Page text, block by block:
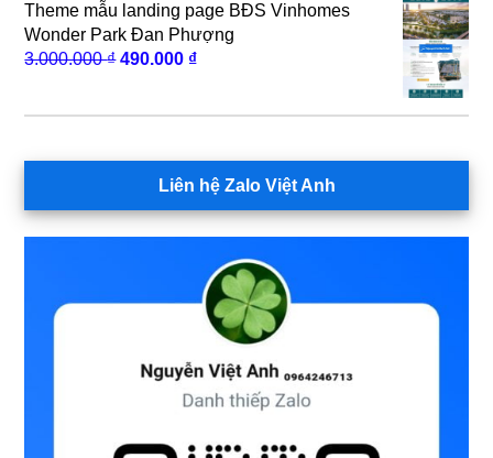
690.000 ₫.
Theme mẫu landing page BĐS Vinhomes
Wonder Park Đan Phượng
3.000.000₫ Giá
490.000 ₫Giá
Liên hệ Zalo Việt Anh